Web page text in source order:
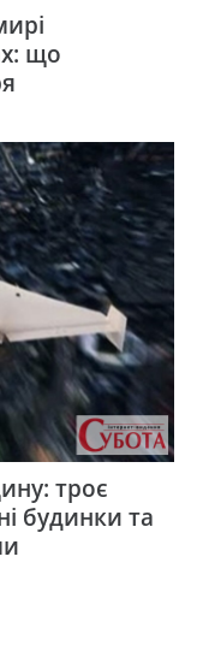
що
троє
будинки та